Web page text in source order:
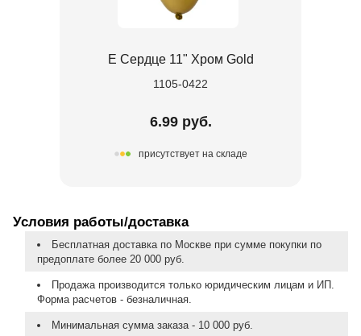
Е Сердце 11" Хром Gold
1105-0422
6.99 руб.
присутствует на складе
Условия работы/доставка
Бесплатная доставка по Москве при сумме покупки по
предоплате более 20 000 руб.
Продажа производится только юридическим лицам и ИП.
Форма расчетов - безналичная.
Минимальная сумма заказа - 10 000 руб.